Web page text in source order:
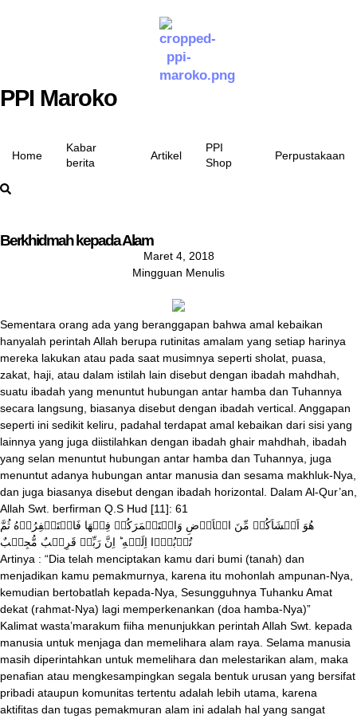
PPI Maroko
Home
Kabar
berita
Artikel
PPI
Shop
Perpustakaan
Berkhidmah kepada Alam
Maret 4, 2018
Mingguan Menulis
Sementara orang ada yang beranggapan bahwa amal kebaikan
hanyalah perintah Allah berupa rutinitas amalam yang setiap harinya
mereka lakukan atau pada saat musimnya seperti sholat, puasa,
zakat, haji, atau dalam istilah lain disebut dengan ibadah mahdhah,
suatu ibadah yang menuntut hubungan antar hamba dan Tuhannya
secara langsung, biasanya disebut dengan ibadah vertical. Anggapan
seperti ini sedikit keliru, padahal terdapat amal kebaikan dari sisi yang
lainnya yang juga diistilahkan dengan ibadah ghair mahdhah, ibadah
yang selan menuntut hubungan antar hamba dan Tuhannya, juga
menuntut adanya hubungan antar manusia dan sesama makhluk-Nya,
dan juga biasanya disebut dengan ibadah horizontal. Dalam Al-Qur’an,
Allah Swt. berfirman Q.S Hud [11]: 61
هُوَ اَنۡشَاَكُمۡ مِّنَ الۡاَرۡضِ وَاسۡتَعۡمَرَكُمۡ فِيۡهَا فَاسۡتَغۡفِرُوۡهُ ثُمَّ
تُوۡبُوۡۤا اِلَيۡهِ​ ؕ اِنَّ رَبِّىۡ قَرِيۡبٌ مُّجِيۡبٌ‏
Artinya : “Dia telah menciptakan kamu dari bumi (tanah) dan
menjadikan kamu pemakmurnya, karena itu mohonlah ampunan-Nya,
kemudian bertobatlah kepada-Nya, Sesungguhnya Tuhanku Amat
dekat (rahmat-Nya) lagi memperkenankan (doa hamba-Nya)”
Kalimat wasta’marakum fiiha menunjukkan perintah Allah Swt. kepada
manusia untuk menjaga dan memelihara alam raya. Selama manusia
masih diperintahkan untuk memelihara dan melestarikan alam, maka
penafian atau mengkesampingkan segala bentuk urusan yang bersifat
pribadi ataupun komunitas tertentu adalah lebih utama, karena
aktifitas dan tugas pemakmuran alam ini adalah hal yang sangat